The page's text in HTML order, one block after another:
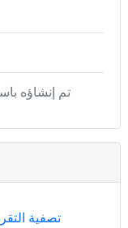
تم إنشاؤه
تصفية